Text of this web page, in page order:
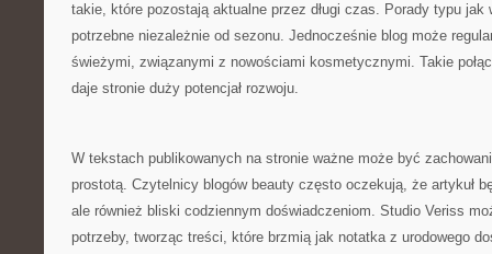
takie, które pozostają aktualne przez długi czas. Porady typu jak
potrzebne niezależnie od sezonu. Jednocześnie blog może
świeżymi, związanymi z nowościami kosmetycznymi. Takie
daje stronie duży potencjał rozwoju.
W tekstach publikowanych na stronie ważne może być
prostotą. Czytelnicy blogów beauty często oczekują, że artykuł
ale również bliski codziennym doświadczeniom. Studio Veriss
potrzeby, tworząc treści, które brzmią jak notatka z urodowego